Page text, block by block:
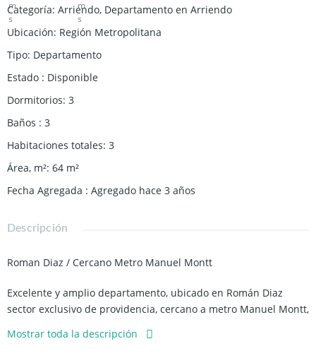
Categoría: Arriendo, Departamento en Arriendo
Ubicación: Región Metropolitana
Tipo: Departamento
Estado : Disponible
Dormitorios: 3
Baños : 3
Habitaciones totales: 3
Área, m²: 64 m²
Fecha Agregada : Agregado hace 3 años
Descripción
Roman Diaz / Cercano Metro Manuel Montt
Excelente y amplio departamento, ubicado en Román Diaz
sector exclusivo de providencia, cercano a metro Manuel Montt,
alta conectividad con locomoción.
Mostrar toda la descripción